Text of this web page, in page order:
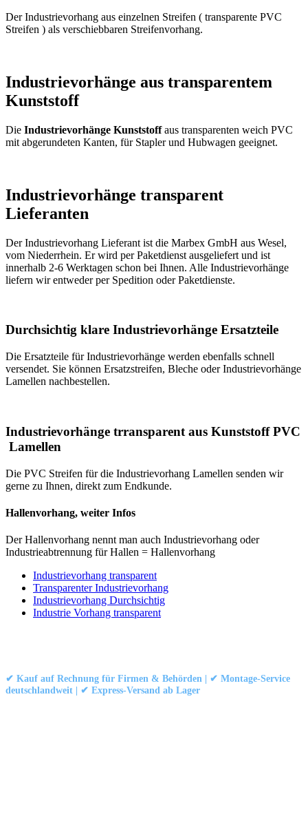
Der Industrievorhang aus einzelnen Streifen ( transparente PVC
Streifen ) als verschiebbaren Streifenvorhang.
Industrievorhänge aus transparentem
Kunststoff
Die Industrievorhänge Kunststoffaus transparenten weich PVC
mit abgerundeten Kanten, für Stapler und Hubwagen geeignet.
Industrievorhänge transparent
Lieferanten
Der Industrievorhang Lieferant ist die Marbex GmbH aus Wesel,
vom Niederrhein. Er wird per Paketdienst ausgeliefert und ist
innerhalb 2-6 Werktagen schon bei Ihnen. Alle Industrievorhänge
liefern wir entweder per Spedition oder Paketdienste.
Durchsichtig klare Industrievorhänge Ersatzteile
Die Ersatzteile für Industrievorhänge werden ebenfalls schnell
versendet. Sie können Ersatzstreifen, Bleche oder Industrievorhänge
Lamellen nachbestellen.
Industrievorhänge trransparent aus Kunststoff PVC
Lamellen
Die PVC Streifen für die Industrievorhang Lamellen senden wir
gerne zu Ihnen, direkt zum Endkunde.
Hallenvorhang, weiter Infos
Der Hallenvorhang nennt man auch Industrievorhang oder
Industrieabtrennung für Hallen = Hallenvorhang
Industrievorhang transparent
Transparenter Industrievorhang
Industrievorhang Durchsichtig
Industrie Vorhang transparent
✔ Kauf auf Rechnung für Firmen & Behörden | ✔ Montage-Service
deutschlandweit | ✔ Express-Versand ab Lager